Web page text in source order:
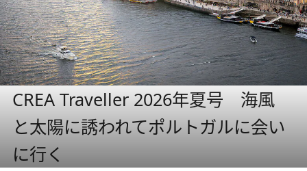
CREA Traveller 2026年夏号 海風
と太陽に誘われてポルトガルに会い
に行く